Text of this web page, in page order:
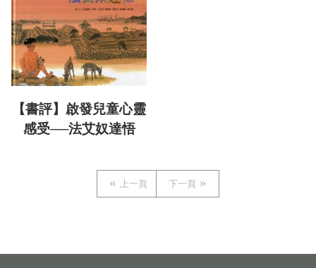
【書評】啟發兒童心靈
感受──法艾奴達悟
上一頁 下一頁